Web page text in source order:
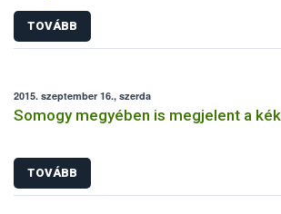
TOVÁBB
2015. szeptember 16., szerda
Somogy megyében is megjelent a
TOVÁBB